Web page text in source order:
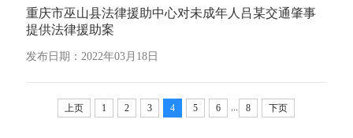
重庆市巫山县法律援助中心对未成年人吕某交通肇事
提供法律援助案
发布日期：2022年03月18日
上页 1 2 3 4 5 6 8 下页